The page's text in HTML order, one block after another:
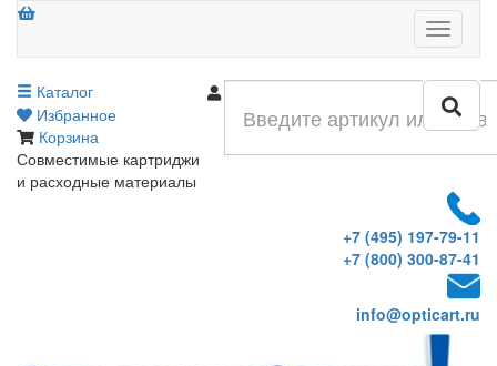
Меню
Каталог
Избранное
Корзина
Совместимые картриджи
и расходные материалы
+7 (495) 197-79-11
+7 (800) 300-87-41
info@opticart.ru